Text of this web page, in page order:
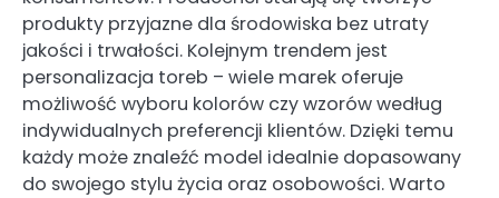
produkty przyjazne dla środowiska bez utraty
jakości i trwałości. Kolejnym trendem jest
personalizacja toreb – wiele marek oferuje
możliwość wyboru kolorów czy wzorów według
indywidualnych preferencji klientów. Dzięki temu
każdy może znaleźć model idealnie dopasowany
do swojego stylu życia oraz osobowości. Warto